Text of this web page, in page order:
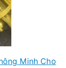
Minh Cho